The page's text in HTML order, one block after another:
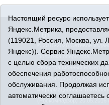
16+
© 2015-2026 Сетевое
Политика оператора
Регистрационный номер
Федеральной службой по
информационных
Настоящий ресурс
Яндекс.Метрика,
(119021, Россия, Москва, ул.
Яндекс)). Сервис
с целью сбора технических
обеспечения
обслуживания. Продолжая
автоматически